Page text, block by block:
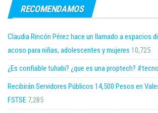
RECOMENDAMOS
Claudia Rincón Pérez hace un llamado a espacios
acoso para niñas, adolescentes y mujeres 10,725
¿Es confiable tuhabi? ¿que es una proptech?
Recibirán Servidores Públicos 14,500 Pesos en
FSTSE 7,285